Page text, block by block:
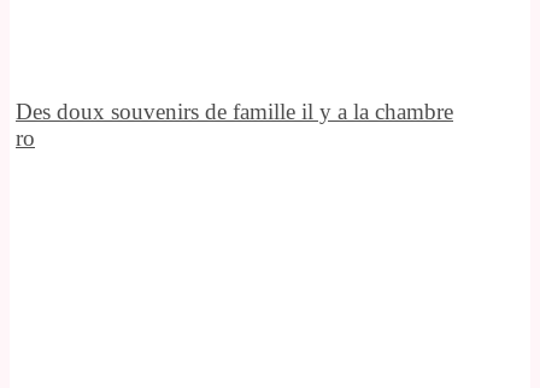
Des doux souvenirs de famille il y a la chambre
ro